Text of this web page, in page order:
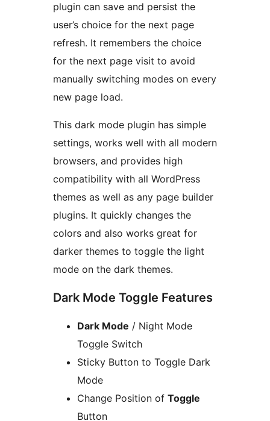
plugin can save and persist the
user’s choice for the next page
refresh. It remembers the choice
for the next page visit to avoid
manually switching modes on every
new page load.
This dark mode plugin has simple
settings, works well with all modern
browsers, and provides high
compatibility with all WordPress
themes as well as any page builder
plugins. It quickly changes the
colors and also works great for
darker themes to toggle the light
mode on the dark themes.
Dark Mode Toggle Features
Dark Mode / Night Mode
Toggle Switch
Sticky Button to Toggle Dark
Mode
Change Position of Toggle
Button